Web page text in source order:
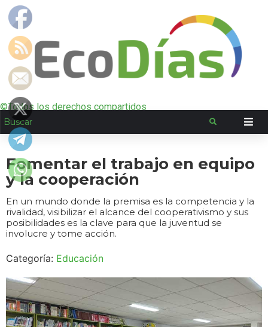
©Todos los derechos compartidos
Fomentar el trabajo en equipo
y la cooperación
En un mundo donde la premisa es la competencia y la
rivalidad, visibilizar el alcance del cooperativismo y sus
posibilidades es la clave para que la juventud se
involucre y tome acción.
Categoría: Educación